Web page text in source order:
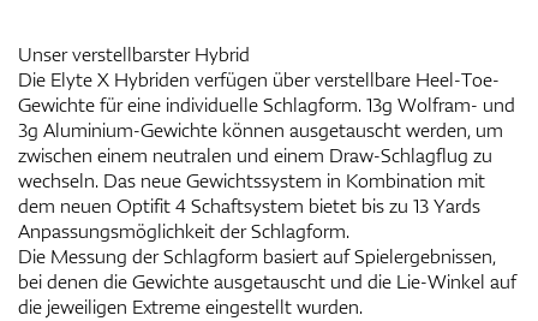
Unser verstellbarster Hybrid
Die Elyte X Hybriden verfügen über verstellbare Heel-Toe-
Gewichte für eine individuelle Schlagform. 13g Wolfram- und
3g Aluminium-Gewichte können ausgetauscht werden, um
zwischen einem neutralen und einem Draw-Schlagflug zu
wechseln. Das neue Gewichtssystem in Kombination mit
dem neuen Optifit 4 Schaftsystem bietet bis zu 13 Yards
Anpassungsmöglichkeit der Schlagform.
Die Messung der Schlagform basiert auf Spielergebnissen,
bei denen die Gewichte ausgetauscht und die Lie-Winkel auf
die jeweiligen Extreme eingestellt wurden.